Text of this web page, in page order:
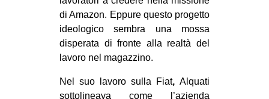
di Amazon. Eppure questo progetto
ideologico sembra una mossa
disperata di fronte alla realtà del
lavoro nel magazzino.
Nel suo lavoro sulla Fiat, Alquati
sottolineava come l’azienda